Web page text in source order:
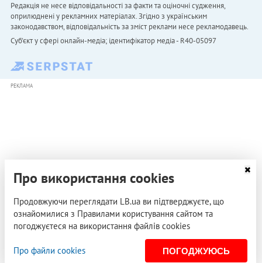
Редакція не несе відповідальності за факти та оціночні судження,
оприлюднені у рекламних матеріалах. Згідно з українським
законодавством, відповідальність за зміст реклами несе рекламодавець.
Cуб'єкт у сфері онлайн-медіа; ідентифікатор медіа - R40-05097
РЕКЛАМА
Про використання cookies
Продовжуючи переглядати LB.ua ви підтверджуєте, що
ознайомилися з Правилами користування сайтом та
погоджуєтеся на використання файлів cookies
Про файли cookies ПОГОДЖУЮСЬ